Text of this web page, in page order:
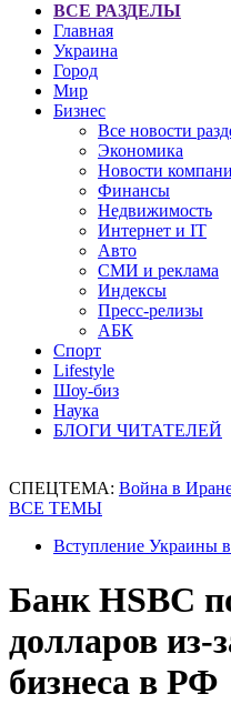
ВСЕ РАЗДЕЛЫ
Главная
Украина
Город
Мир
Бизнес
Все новости
Экономика
Новости
Финансы
Недвижимость
Интернет и IT
Авто
СМИ и реклама
Индексы
Пресс-релизы
АБК
Спорт
Lifestyle
Шоу-биз
Наука
БЛОГИ ЧИТАТЕЛЕЙ
СПЕЦТЕМА: Война в
ВСЕ ТЕМЫ
Вступление Украины
Банк HSBC
долларов из-
бизнеса в РФ